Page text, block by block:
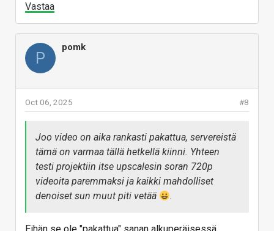
Vastaa
P
pomk
#8
Oct 06, 2025
Joo video on aika rankasti pakattua, servereistä
tämä on varmaa tällä hetkellä kiinni. Yhteen
testi projektiin itse upscalesin soran 720p
videoita paremmaksi ja kaikki mahdolliset
denoiset sun muut piti vetää
.